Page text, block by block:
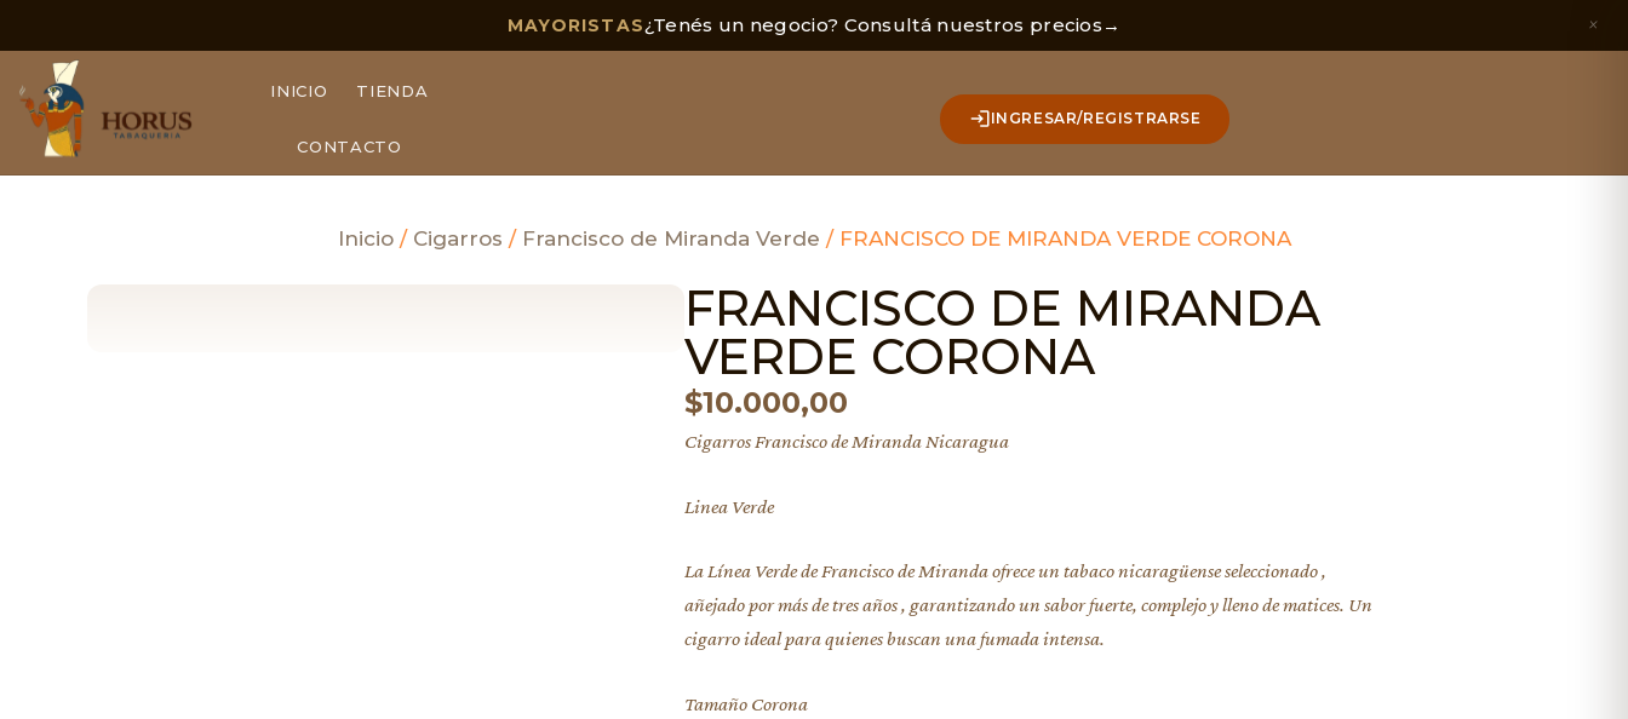
MAYORISTAS¿Tenés un negocio? Consultá nuestros precios → ×
INICIO TIENDA
CONTACTO
INGRESAR/REGISTRARSE
Inicio/ Cigarros / Francisco de Miranda Verde / FRANCISCO DE MIRANDA VERDE CORONA
FRANCISCO DE MIRANDA
VERDE CORONA
$10.000,00
Cigarros Francisco de Miranda Nicaragua
Linea Verde
La Línea Verde de Francisco de Miranda ofrece un tabaco nicaragüense seleccionado ,
añejado por más de tres años , garantizando un sabor fuerte, complejo y lleno de matices. Un
cigarro ideal para quienes buscan una fumada intensa.
Tamaño Corona